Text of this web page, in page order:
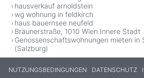
hausverkauf arnoldstein
wg wohnung in feldkirch
haus bauernsee neufeld
Bräunerstraße, 1010 Wien Innere Stadt
Genossenschaftswohnungen mieten in
(Salzburg)
NUTZUNGSBEDINGUNGEN DATENSCHUTZ